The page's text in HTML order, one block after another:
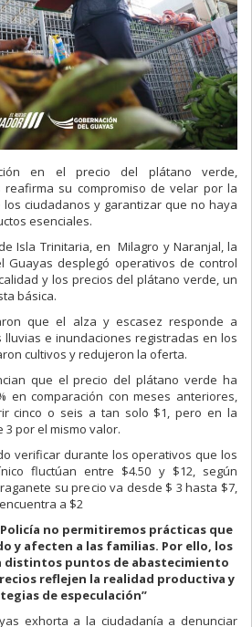
en el precio del plátano verde,
reafirma su compromiso de velar por la
ciudadanos y garantizar que no haya
esenciales.
Isla Trinitaria, en Milagro y Naranjal, la
Guayas desplegó operativos de control
y los precios del plátano verde, un
básica.
que el alza y escasez responde a
e inundaciones registradas en los
cultivos y redujeron la oferta.
que el precio del plátano verde ha
en comparación con meses anteriores,
cinco o seis a tan solo $1, pero en la
por el mismo valor.
verificar durante los operativos que los
fluctúan entre $4.50 y $12, según
su precio va desde $ 3 hasta $7,
a $2
no permitiremos prácticas que
y afecten a las familias. Por ello, los
distintos puntos de abastecimiento
reflejen la realidad productiva y
de especulación”
exhorta a la ciudadanía a denunciar